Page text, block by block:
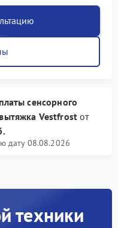
сенсорного
вытяжка Vestfrost от
дату 08.08.2026
техники